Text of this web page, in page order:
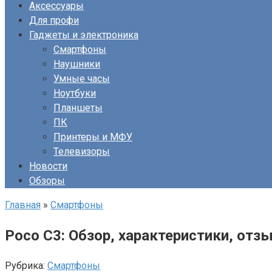
Аксессуары
Для профи
Гаджеты и электроника
Смартфоны
Наушники
Умные часы
Ноутбуки
Планшеты
ПК
Принтеры и МФУ
Телевизоры
Новости
Обзоры
Главная » Смартфоны
Poco C3: Обзор, характеристики,
Рубрика: Смартфоны